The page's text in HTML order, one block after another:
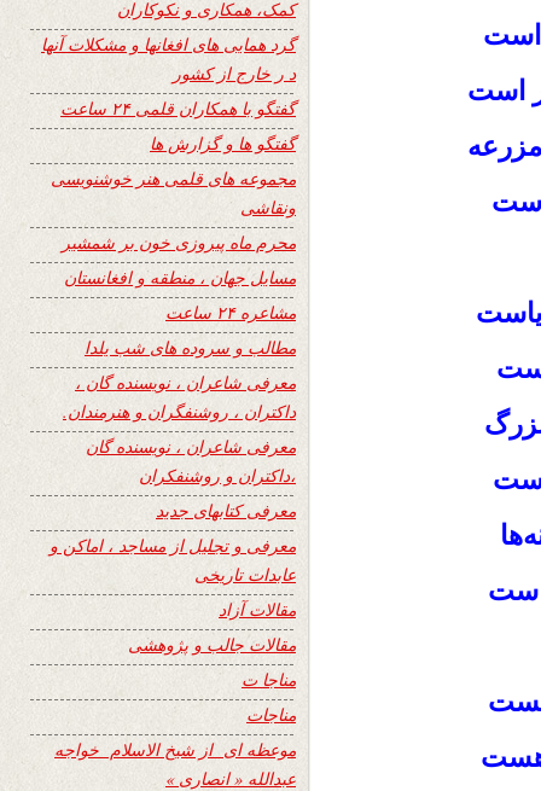
است
است
است
هست
هست
کمک، همکاری و نکوکاران
گرد همایی های افغانها و مشکلات آنها
د ر خارج از کشور
گفتگو با همکاران قلمی ۲۴ ساعت
گفتگو ها و گزارش ها
مجموعه های قلمی هنر خوشنویسی
ونقاشی
محرم ماه پیروزی خون بر شمشیر
مسایل جهان ، منطقه و افغانستان
مشاعره ۲۴ ساعت
مطالب و سروده های شب یلدا
معرفی شاعران ، نویسنده گان ،
داکتران ، روشنفگران و هنرمندان.
معرفی شاعران ، نویسنده گان
،داکتران و روشنفکران
معرفی کتابهای جدید
معرفی و تجلیل از مساجد ، اماکن و
عابدات تاریخی
مقالات آزاد
مقالات جالب و پژوهشی
مناجا ت
مناجات
موعظه ای از شیخ الاسلام خواجه
عبدالله « انصاری »